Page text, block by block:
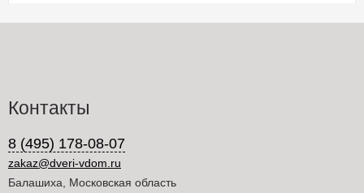
Контакты
8 (495) 178-08-07
zakaz@dveri-vdom.ru
Балашиха, Московская область